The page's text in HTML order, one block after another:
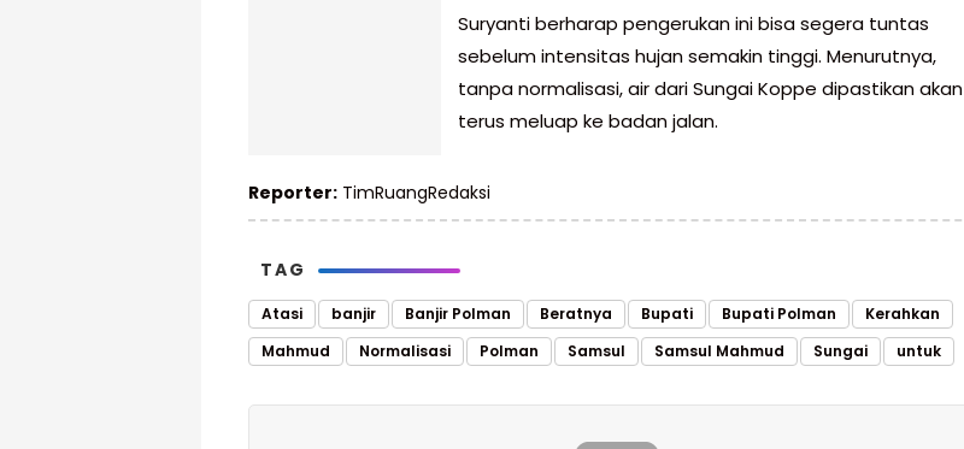
Suryanti berharap pengerukan ini bisa segera tuntas
sebelum intensitas hujan semakin tinggi. Menurutnya,
tanpa normalisasi, air dari Sungai Koppe dipastikan akan
terus meluap ke badan jalan.
Reporter: TimRuangRedaksi
TAG
Atasi banjir Banjir Polman Beratnya Bupati Bupati Polman
Kerahkan
Mahmud
Normalisasi Polman Samsul Samsul Mahmud Sungai untuk